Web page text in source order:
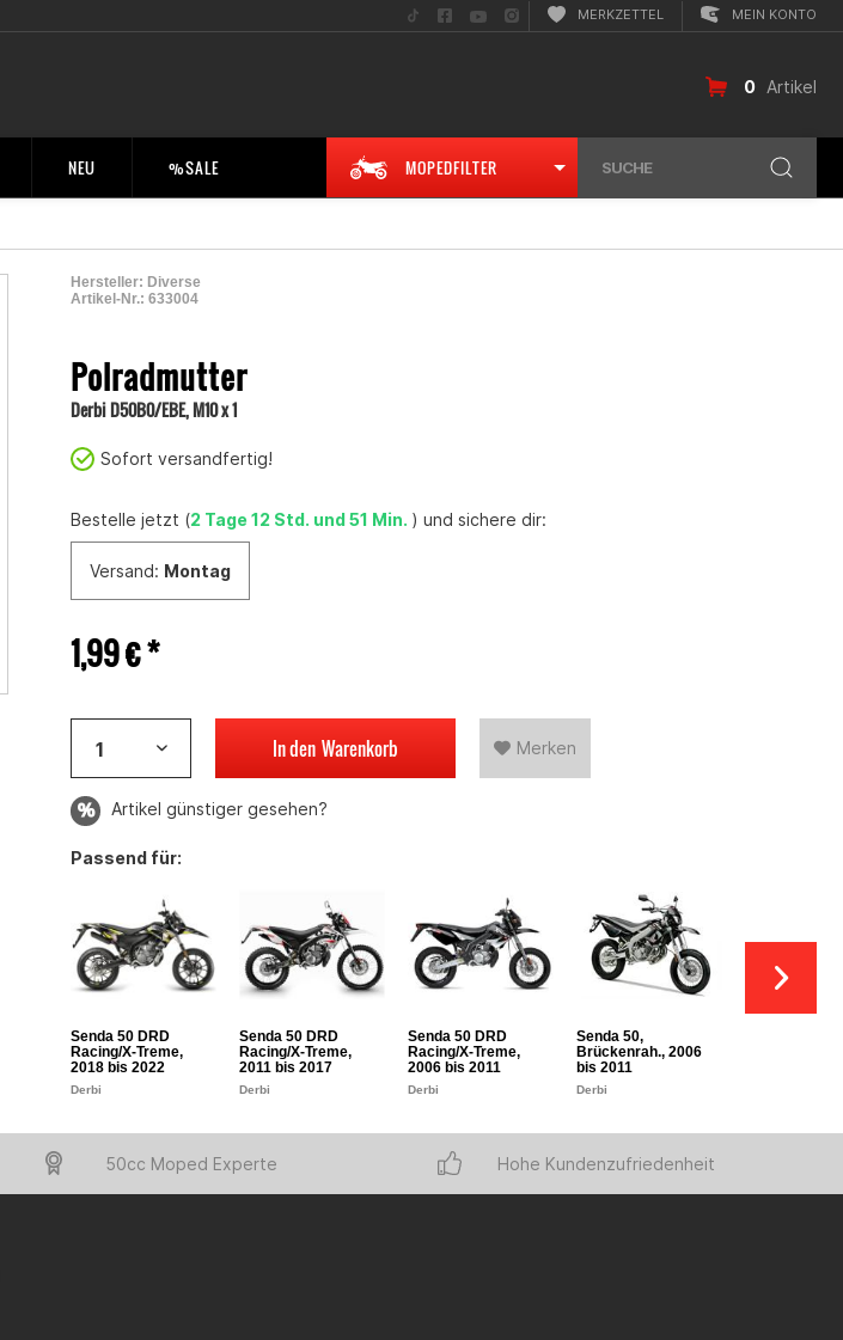
Folge
uns
Folge
uns
Folge
uns
Folge
uns
MERKZETTEL MEIN KONTO
0 Artikel
NEU %SALE MOPEDFILTER SUCHE
Hersteller: Diverse
Artikel-Nr.: 633004
Polradmutter
Derbi D50B0/EBE, M10 x 1
Sofort versandfertig!
Bestelle jetzt (2 Tage 12 Std. und 51 Min. ) und sichere dir:
Versand: Montag
1,99 € *
In den Warenkorb Merken
Artikel günstiger gesehen?
Passend für:
Senda 50 DRD
Racing/X-Treme,
2018 bis 2022
Derbi
Senda 50 DRD
Racing/X-Treme,
2011 bis 2017
Derbi
Senda 50 DRD
Racing/X-Treme,
2006 bis 2011
Derbi
Senda 50,
Brückenrah., 2006
bis 2011
Derbi
50cc Moped Experte Hohe Kundenzufriedenheit